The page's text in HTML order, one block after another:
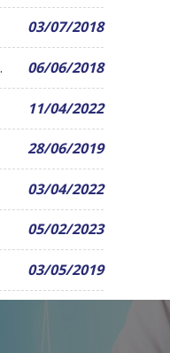
03/07/2018
06/06/2018
11/04/2022
28/06/2019
03/04/2022
05/02/2023
03/05/2019